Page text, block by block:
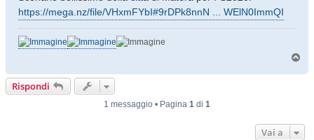
https://mega.nz/file/VHxmFYbI#9rDPk8nnN ... WElN0ImmQI
Rispondi
1 messaggio • Pagina 1 di 1
Vai a